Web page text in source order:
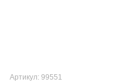
Артикул: 99551